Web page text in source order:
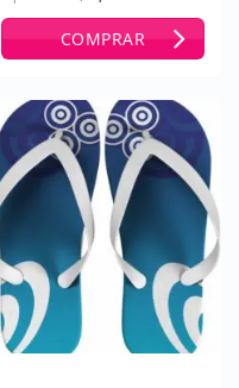
COMPRAR